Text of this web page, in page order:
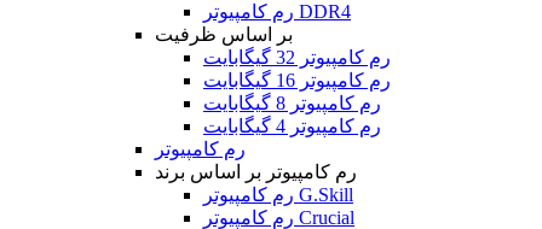
رم کامپیوتر DDR4
بر اساس ظرفیت
رم کامپیوتر 32 گیگابایت
رم کامپیوتر 16 گیگابایت
رم کامپیوتر 8 گیگابایت
رم کامپیوتر 4 گیگابایت
رم کامپیوتر
رم کامپیوتر بر اساس برند
رم کامپیوتر G.Skill
رم کامپیوتر Crucial